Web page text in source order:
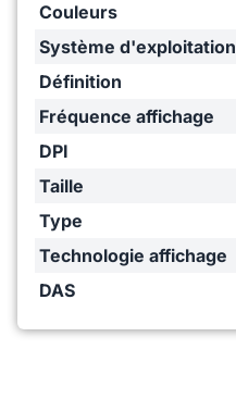
Couleurs
Système d'exploitation
Définition
Fréquence affichage
DPI
Taille
Type
Technologie affichage
DAS